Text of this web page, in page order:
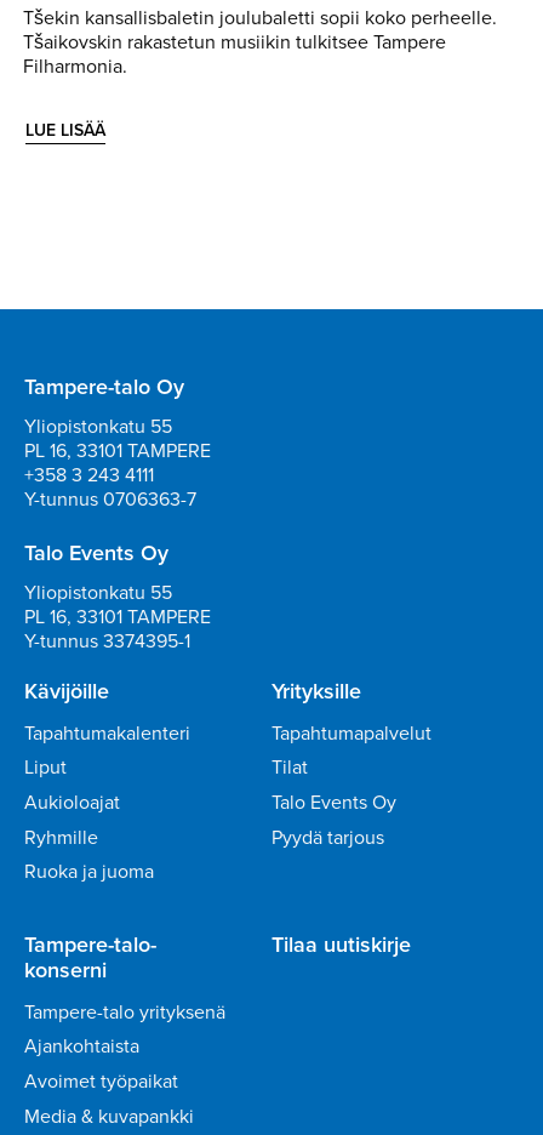
Tšekin kansallisbaletin joulubaletti sopii koko perheelle.
Tšaikovskin rakastetun musiikin tulkitsee Tampere
Filharmonia.
LUE LISÄÄ
Tampere-talo Oy
Yliopistonkatu 55
PL 16, 33101 TAMPERE
+358 3 243 4111
Y-tunnus 0706363-7
Talo Events Oy
Yliopistonkatu 55
PL 16, 33101 TAMPERE
Y-tunnus 3374395-1
Kävijöille
Tapahtumakalenteri
Liput
Aukioloajat
Ryhmille
Ruoka ja juoma
Yrityksille
Tapahtumapalvelut
Tilat
Talo Events Oy
Pyydä tarjous
Tampere-talo-
konserni
Tampere-talo yrityksenä
Ajankohtaista
Avoimet työpaikat
Media & kuvapankki
Tilaa uutiskirje